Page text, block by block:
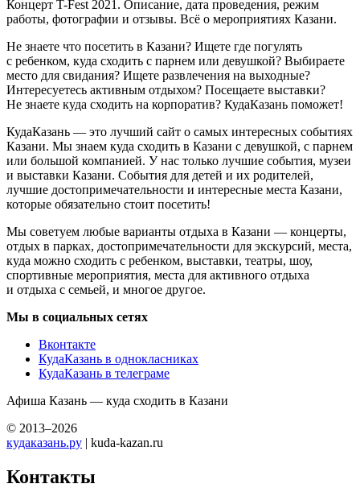
Концерт T-Fest 2021. Описание, дата проведения, режим
работы, фотографии и отзывы. Всё о мероприятиях Казани.
Не знаете что посетить в Казани? Ищете где погулять
с ребенком, куда сходить с парнем или девушкой? Выбираете
место для свидания? Ищете развлечения на выходные?
Интересуетесь активным отдыхом? Посещаете выставки?
Не знаете куда сходить на корпоратив? КудаКазань поможет!
КудаКазань — это лучший сайт о самых интересных событиях
Казани. Мы знаем куда сходить в Казани с девушкой, с парнем
или большой компанией. У нас только лучшие события, музеи
и выставки Казани. События для детей и их родителей,
лучшие достопримечательности и интересные места Казани,
которые обязательно стоит посетить!
Мы советуем любые варианты отдыха в Казани — концерты,
отдых в парках, достопримечательности для экскурсий, места,
куда можно сходить с ребенком, выставки, театры, шоу,
спортивные мероприятия, места для активного отдыха
и отдыха с семьей, и многое другое.
Мы в социальных сетях
Вконтакте
КудаКазань в однокласниках
КудаКазань в телеграме
Афиша Казань — куда сходить в Казани
© 2013–2026
кудаказань.ру | kuda-kazan.ru
Контакты